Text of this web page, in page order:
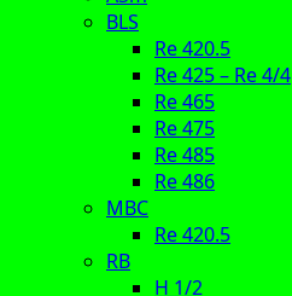
BLS
Re 420.5
Re 425 – Re 4/4
Re 465
Re 475
Re 485
Re 486
MBC
Re 420.5
RB
H 1/2